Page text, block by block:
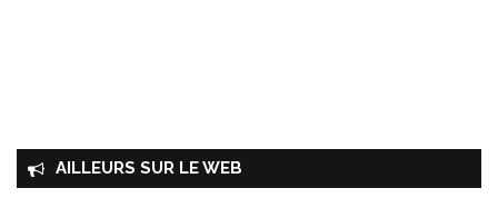
AILLEURS SUR LE WEB